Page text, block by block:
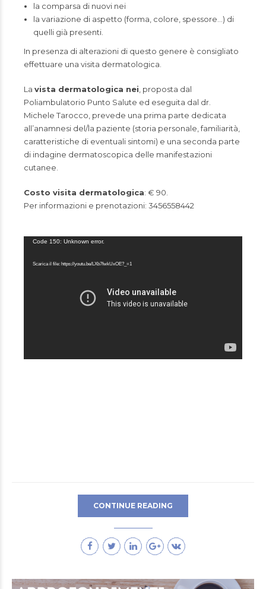
la comparsa di nuovi nei
la variazione di aspetto (forma, colore, spessore…) di
quelli già presenti.
In presenza di alterazioni di questo genere è consigliato
effettuare una visita dermatologica.
La vista dermatologica nei , proposta dal
Poliambulatorio Punto Salute ed eseguita dal dr.
Michele Tarocco , prevede una prima parte dedicata
all’anamnesi del/la paziente (storia personale, familiarità,
caratteristiche di eventuali sintomi) e una seconda parte
di indagine dermatoscopica delle manifestazioni
cutanee.
Costo visita dermatologica: € 90.
Per informazioni e prenotazioni: 3456558442
Video
Code 150: Unknown error.
Scarica il file: https://youtu.be/LXb7fwkUxOE?_=1
CONTINUE READING